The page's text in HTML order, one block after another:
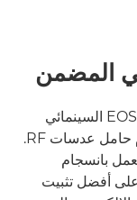
المضمن
إن كاميرا EOS C70 هي أول كاميرا بنظام EOS السينمائي
تدعم نظام تثبيت الصورة التعاوني باستخدام حامل عدسات RF.
بانسجام
أفضل تثبيت